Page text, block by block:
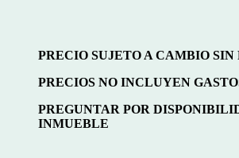
PRECIO SUJETO A CAMBIO SIN
PRECIOS NO INCLUYEN
PREGUNTAR POR
INMUEBLE